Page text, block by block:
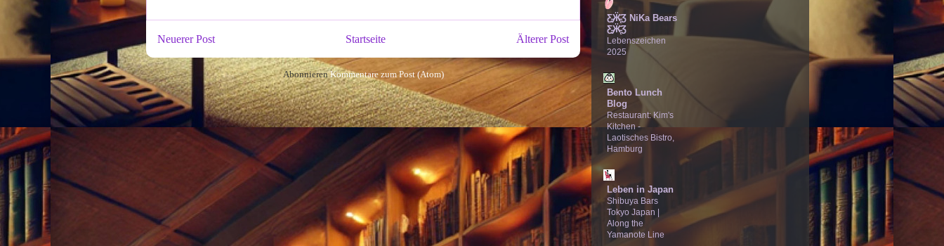
Neuerer Post Älterer Post
Startseite
AbonnierenKommentare zum Post (Atom)
Ƹ̵̡Ӝ̵̨̄Ʒ NiKa Bears
Ƹ̵̡Ӝ̵̨̄Ʒ
Lebenszeichen
2025
Bento Lunch
Blog
Restaurant: Kim's
Kitchen -
Laotisches Bistro,
Hamburg
Leben in Japan
Shibuya Bars
Tokyo Japan |
Along the
Yamanote Line